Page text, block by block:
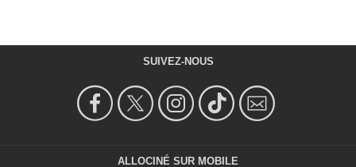
SUIVEZ-NOUS
ALLOCINÉ SUR MOBILE